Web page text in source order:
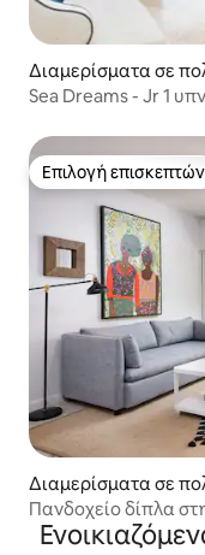
Διαμερίσματα σε
ovidenciales
Sea Dreams - Jr 1
Επιλογή επισκεπτών
Επιλογή επισκεπτών
Διαμερίσματα σε
Grace Bay
Πανδοχείο δίπλα